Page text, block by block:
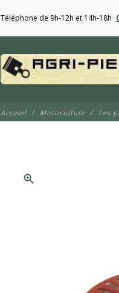
Téléphone de 9h-12h et 14h-18h
Accueil Motoculture Les
zoom_in